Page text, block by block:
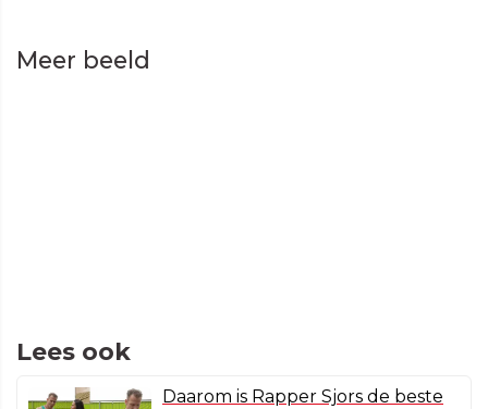
Meer beeld
Lees ook
Daarom is Rapper Sjors de beste